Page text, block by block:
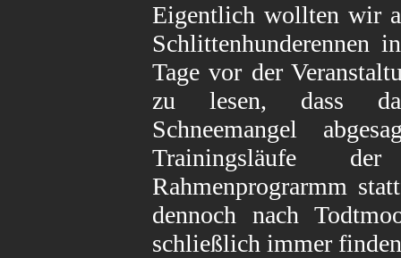
Eigentlich wollten wir
Schlittenhunderennen
Tage vor der
zu lesen, dass das
Schneemangel
Trainingsläufe
Rahmenprograrmm
dennoch nach
schließlich immer